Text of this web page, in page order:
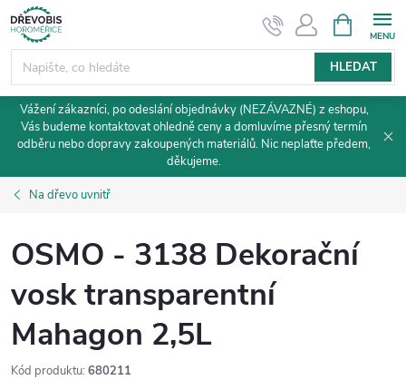
Přejít
na
obsah
HLEDAT
NÁKUPNÍ
KOŠÍK
Vážení zákazníci, po odeslání objednávky (NEZÁVAZNÉ) z eshopu,
Vás budeme kontaktovat ohledně ceny a domluvíme přesný termín
odběru nebo dopravy zakoupených materiálů. Nic neplaťte předem,
děkujeme.
Na dřevo uvnitř
OSMO - 3138 Dekorační
vosk transparentní
Mahagon 2,5L
Kód produktu: 680211